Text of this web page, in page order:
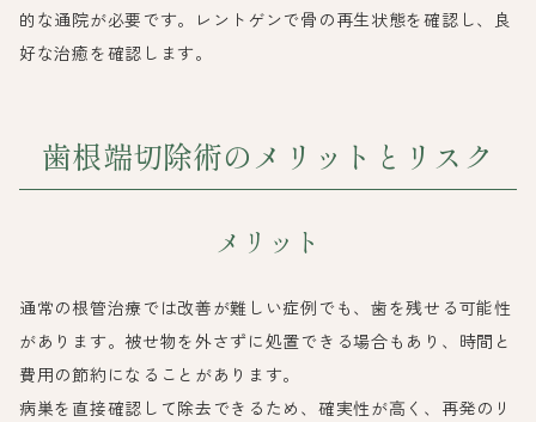
的な通院が必要です。レントゲンで骨の再生状態を確認し、良
好な治癒を確認します。
歯根端切除術のメリットとリスク
メリット
通常の根管治療では改善が難しい症例でも、歯を残せる可能性
があります。被せ物を外さずに処置できる場合もあり、時間と
費用の節約になることがあります。
病巣を直接確認して除去できるため、確実性が高く、再発のリ